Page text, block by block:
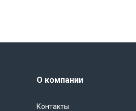
О компании
Контакты